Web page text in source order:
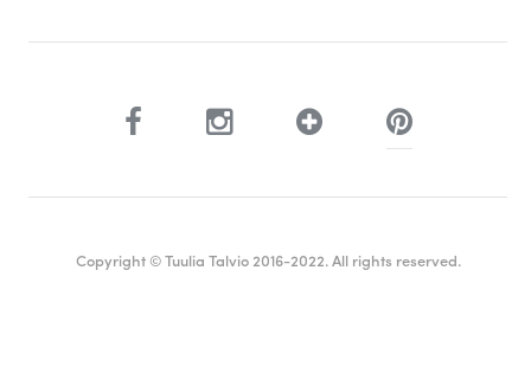
Copyright © Tuulia Talvio 2016-2022. All rights reserved.